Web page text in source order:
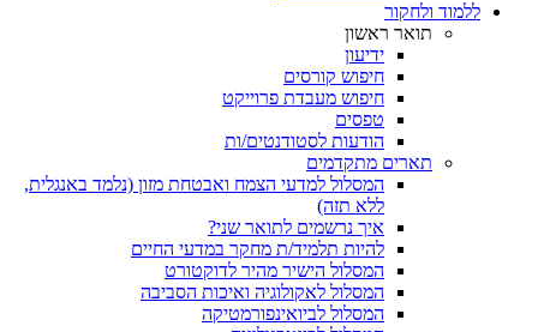
ללמוד ולחקור
תואר ראשון
ידיעון
חיפוש קורסים
חיפוש מעבדת פרוייקט
טפסים
הודעות לסטודנטים/ות
תארים מתקדמים
המסלול למדעי הצמח ואבטחת מזון (נלמד באנגלית,
ללא תזה)
איך נרשמים לתואר שני?
להיות תלמיד/ת מחקר במדעי החיים
המסלול הישיר מהיר לדוקטורט
המסלול לאקולוגיה ואיכות הסביבה
המסלול לביואינפורמטיקה